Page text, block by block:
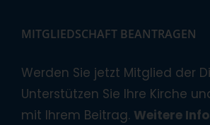
MITGLIEDSCHAFT BEANTRAGEN
Werden Sie jetzt Mitglied der
Unterstützen Sie Ihre Kirche
mit Ihrem Beitrag. Weitere